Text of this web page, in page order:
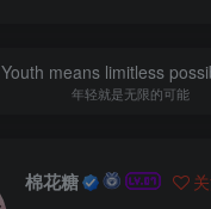
Youth means limitless
年轻就是无限的可能
棉花糖